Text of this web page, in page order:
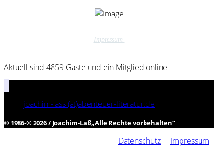
Impressum
Aktuell sind 4859 Gäste und ein Mitglied online
joachim-lass (at)abenteuer-literatur.de
© 1986-© 2026 / Joachim-Laß„Alle Rechte vorbehalten“
Datenschutz Impressum